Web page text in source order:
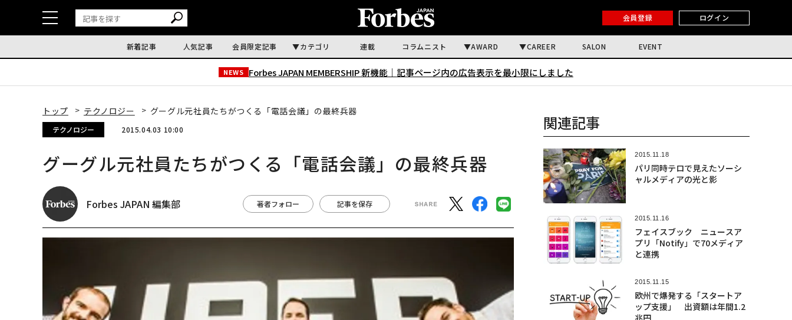
会員登録 ログイン
新着記事 人気記事 会員限定記事 カテゴリ 連載 コラムニスト AWARD CAREER SALON EVENT
NEWS Forbes JAPAN MEMBERSHIP 新機能｜ 記事ページ内の広告表示を最小限にしました
トップ テクノロジー グーグル元社員たちがつくる「電話会議」の最終兵器
テクノロジー 2015.04.03 10:00
グーグル元社員たちがつくる「電話会議」の最終兵器
Forbes JAPAN 編集部 著者フォロー 記事を保存
関連記事
2015.11.18
パリ同時テロで見えたソーシ
ャルメディアの光と影
2015.11.16
フェイスブック ニュースア
プリ「Notify」で70メディア
と連携
2015.11.15
欧州で爆発する「スタートア
ップ支援」 出資額は年間1.2
兆円